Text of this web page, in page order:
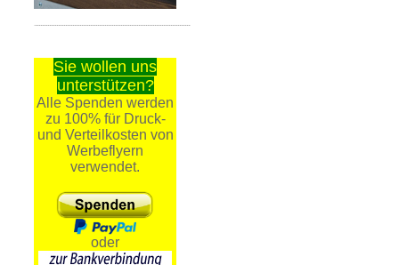
Sie wollen uns
unterstützen?
Alle Spenden werden
zu 100% für Druck-
und Verteilkosten von
Werbeflyern
verwendet.
oder